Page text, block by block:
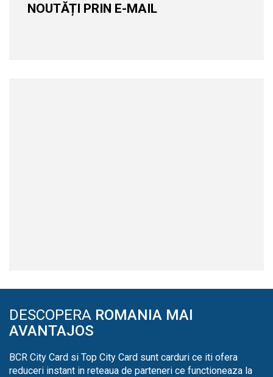
NOUTĂȚI PRIN E-MAIL
DESCOPERA ROMANIA MAI
AVANTAJOS
BCR City Card si Top City Card sunt carduri ce iti ofera
reduceri instant in reteaua de parteneri ce functioneaza la